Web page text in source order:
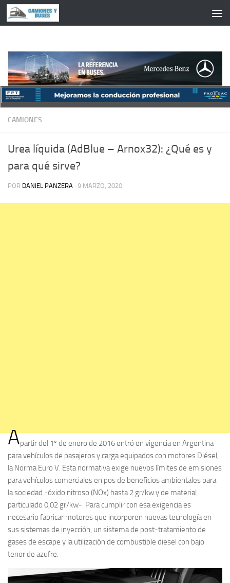
Saltar al contenido
CAMIONES
Urea líquida (AdBlue – Arnox32): ¿Qué es y
para qué sirve?
POR DANIEL PANZERA · 9 MARZO, 2020
Apartir del 1º de enero de 2016 entró en vigencia en Argentina
para vehículos de pasajeros y carga equipados con motores Diésel,
la Norma Euro V. Esta normativa exige nuevos límites de emisiones
para vehículos comerciales en pos de beneficios ambientales para
la sociedad -óxido nitroso (NOx) hasta 2 gr/kw.y de material
particulado 0,02 gr/kw-. Para cumplir con esa exigencia es
necesario fabricar motores que incorporen nuevas tecnología en
sus sistemas de inyección, un sistema de post-tratamiento de
gases de escape y la utilización de combustible diesel con bajo
tenor de azufre.